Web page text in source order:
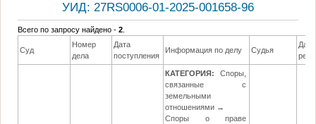
УИД: 27RS0006-01-2025-001658-96
Всего по запросу найдено -2
Суд
Номер
дела
Дата
поступления
Информация по делу Судья
Дата
КАТЕГОРИЯ:
Споры,
связанные с
земельными
отношениями →
Споры о праве